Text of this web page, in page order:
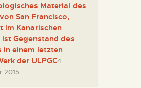
Material des
San Francisco,
im Kanarischen
ist Gegenstand des
in einem letzten
der ULPGC4
2015